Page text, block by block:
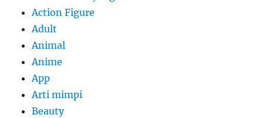
Action Figure
Adult
Animal
Anime
App
Arti mimpi
Beauty